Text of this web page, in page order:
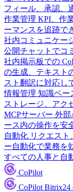
フィール、承認、
作業管理 KPI、作
ーマンスを追跡で
社内コミュニケー
公開チャットでコ
社内掲示板での
の生成、テキスト
スト翻訳に対応し
情報管理 知識ベー
ストレージ、アク
MCPサーバー 外部
ース内の操作を安
自動化 リクエスト
ー自動化で業務を
すべての人事と自
CoPilot
CoPilot Bitrix24